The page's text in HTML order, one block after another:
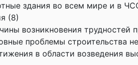
здания во всем мире и в
(8)
возникновения трудностей
проблемы строительства
в области возведения